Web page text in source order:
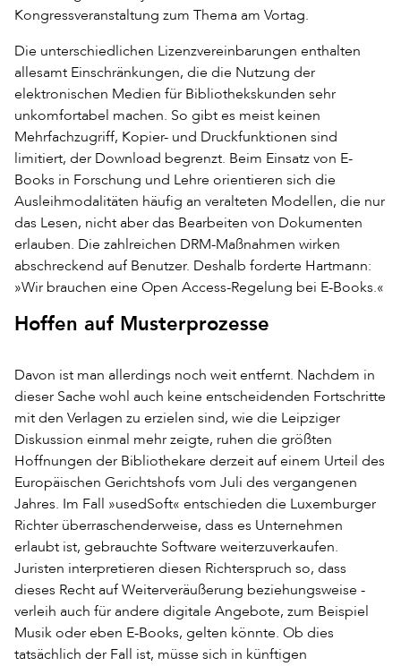
Kongressveranstaltung zum Thema am Vortag.
Die unterschiedlichen Lizenzvereinbarungen enthalten
allesamt Einschränkungen, die die Nutzung der
elektronischen Medien für Bibliothekskunden sehr
unkomfortabel machen. So gibt es meist keinen
Mehrfachzugriff, Kopier- und Druckfunktionen sind
limitiert, der Download begrenzt. Beim Einsatz von E-
Books in Forschung und Lehre orientieren sich die
Ausleihmodalitäten häufig an veralteten Modellen, die nur
das Lesen, nicht aber das Bearbeiten von Dokumenten
erlauben. Die zahlreichen DRM-Maßnahmen wirken
abschreckend auf Benutzer. Deshalb forderte Hartmann:
»Wir brauchen eine Open Access-Regelung bei E-Books.«
Hoffen auf Musterprozesse
Davon ist man allerdings noch weit entfernt. Nachdem in
dieser Sache wohl auch keine entscheidenden Fortschritte
mit den Verlagen zu erzielen sind, wie die Leipziger
Diskussion einmal mehr zeigte, ruhen die größten
Hoffnungen der Bibliothekare derzeit auf einem Urteil des
Europäischen Gerichtshofs vom Juli des vergangenen
Jahres. Im Fall »usedSoft« entschieden die Luxemburger
Richter überraschenderweise, dass es Unternehmen
erlaubt ist, gebrauchte Software weiterzuverkaufen.
Juristen interpretieren diesen Richterspruch so, dass
dieses Recht auf Weiterveräußerung beziehungsweise -
verleih auch für andere digitale Angebote, zum Beispiel
Musik oder eben E-Books, gelten könnte. Ob dies
tatsächlich der Fall ist, müsse sich in künftigen